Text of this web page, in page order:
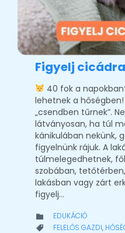
Figyelj
40 fok a
lehetnek a
„csendben tűrnek”.
látványosan, ha túl
kánikulában nekünk,
figyelnünk rájuk. A
túlmelegedhetnek,
szobában,
lakásban vagy zárt
figyelj…
 CATEGORY
EDUKÁCIÓ
 CATEGORY
FELELŐS GAZDI,